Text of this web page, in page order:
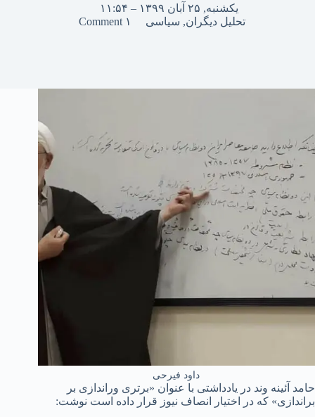
یکشنبه, ۲۵ آبان ۱۳۹۹ – ۱۱:۵۴
تحلیل دیگران, سیاسی ۱ Comment
داود فیرحی
حامد آئینه وند در یادداشتی با عنوان «برتری وراندازی بر
براندازی» که در اختیار انصاف نیوز قرار داده است نوشت: